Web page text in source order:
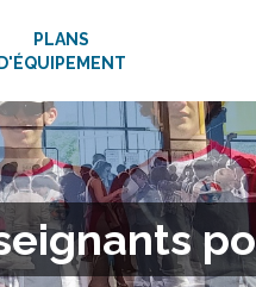
PLANS
D'ÉQUIPEMENT